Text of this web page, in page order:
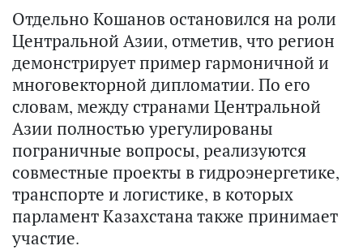
Отдельно Кошанов остановился на роли
Центральной Азии, отметив, что регион
демонстрирует пример гармоничной и
многовекторной дипломатии. По его
словам, между странами Центральной
Азии полностью урегулированы
пограничные вопросы, реализуются
совместные проекты в гидроэнергетике,
транспорте и логистике, в которых
парламент Казахстана также принимает
участие.